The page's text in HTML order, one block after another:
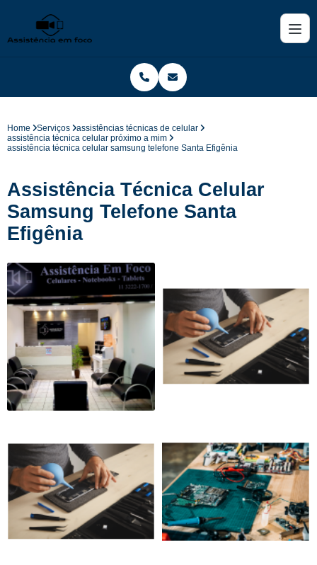
Home Serviços
assistências técnicas de celular
assistência técnica celular próximo a mim
assistência técnica celular samsung telefone Santa Efigênia
Assistência Técnica Celular
Samsung Telefone Santa
Efigênia